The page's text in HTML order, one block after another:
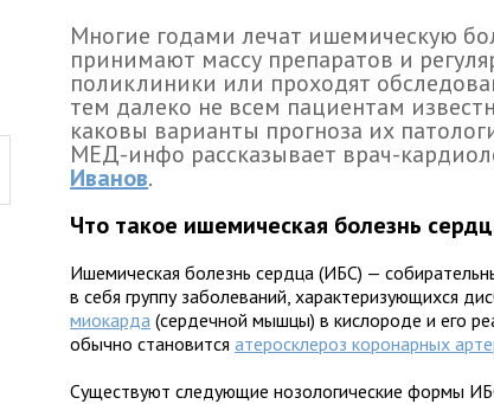
Многие годами лечат ишемическую
принимают массу препаратов и
поликлиники или проходят
тем далеко не всем пациентам
каковы варианты прогноза их
МЕД-инфо рассказывает врач-
Иванов.
Что такое ишемическая болезнь
Ишемическая болезнь сердца (ИБС) —
в себя группу заболеваний, характеризующихся
миокарда (сердечной мышцы) в кислороде и его
обычно становитсяатеросклероз коронарных
Существуют следующие нозологические формы